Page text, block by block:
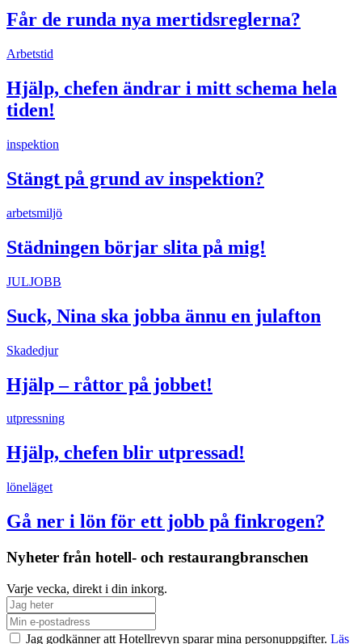
Får de runda nya mertidsreglerna?
Arbetstid
Hjälp, chefen ändrar i mitt schema hela
tiden!
inspektion
Stängt på grund av inspektion?
arbetsmiljö
Städningen börjar slita på mig!
JULJOBB
Suck, Nina ska jobba ännu en julafton
Skadedjur
Hjälp – råttor på jobbet!
utpressning
Hjälp, chefen blir utpressad!
löneläget
Gå ner i lön för ett jobb på finkrogen?
Nyheter från hotell- och restaurangbranschen
Varje vecka, direkt i din inkorg.
Jag godkänner att Hotellrevyn sparar mina personuppgifter. Läs